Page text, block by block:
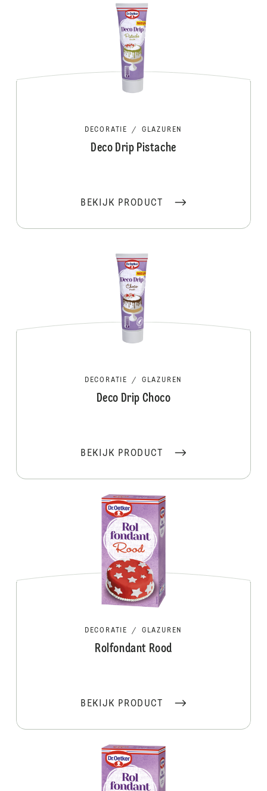
DECORATIE / GLAZUREN
Deco Drip Pistache
BEKIJK PRODUCT
DECORATIE / GLAZUREN
Deco Drip Choco
BEKIJK PRODUCT
DECORATIE / GLAZUREN
Rolfondant Rood
BEKIJK PRODUCT